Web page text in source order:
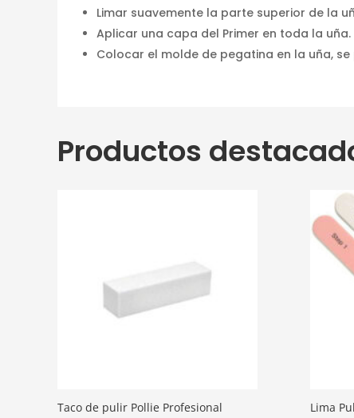
Limar suavemente la parte superior de la
Aplicar una capa del Primer en toda la uña.
Colocar el molde de pegatina en la uña,
Productos
Taco de pulir Pollie Profesional
Lima